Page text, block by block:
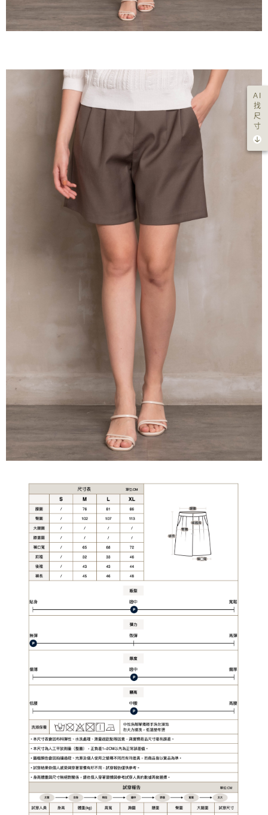
AI
找
尺
寸